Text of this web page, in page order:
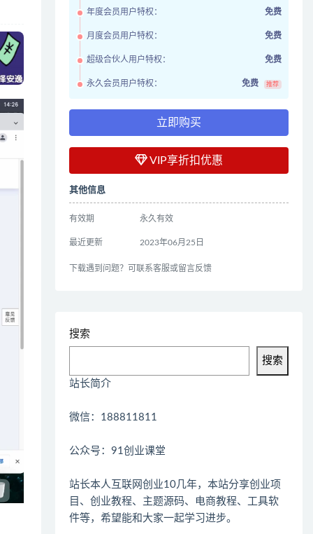
年度会员用户特权： 免费
月度会员用户特权： 免费
超级合伙人用户特权： 免费
永久会员用户特权： 免费 推荐
立即购买
VIP享折扣优惠
其他信息
有效期 永久有效
最近更新 2023年06月25日
下载遇到问题？可联系客服或留言反馈
搜索
搜索
站长简介
微信：188811811
公众号：91创业课堂
站长本人互联网创业10几年，本站分享创业项
目、创业教程、主题源码、电商教程、工具软
件等，希望能和大家一起学习进步。